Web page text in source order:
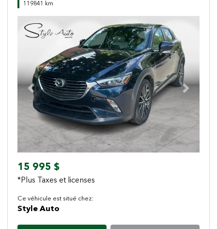
119841 km
Previous Next
15 995 $
*Plus Taxes et licenses
Ce véhicule est situé chez:
Style Auto